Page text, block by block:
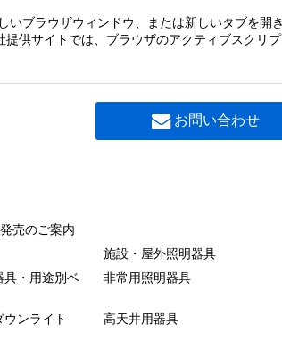
いブラウザウィンドウ、または新しいタブを開き
供サイトでは、ブラウザのアクティブスクリ
お問い合わせ
売のご案内
施設・屋外照明器具
具・用途別ベ
非常用照明器具
ンライト 高天井用器具